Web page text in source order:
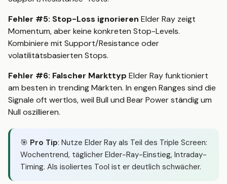
Fehler #5: Stop-Loss ignorieren Elder Ray zeigt
Momentum, aber keine konkreten Stop-Levels.
Kombiniere mit Support/Resistance oder
volatilitätsbasierten Stops.
Fehler #6: Falscher Markttyp Elder Ray funktioniert
am besten in trending Märkten. In engen Ranges sind die
Signale oft wertlos, weil Bull und Bear Power ständig um
Null oszillieren.
🎯 Pro Tip: Nutze Elder Ray als Teil des Triple Screen:
Wochentrend, täglicher Elder-Ray-Einstieg, Intraday-
Timing. Als isoliertes Tool ist er deutlich schwächer.